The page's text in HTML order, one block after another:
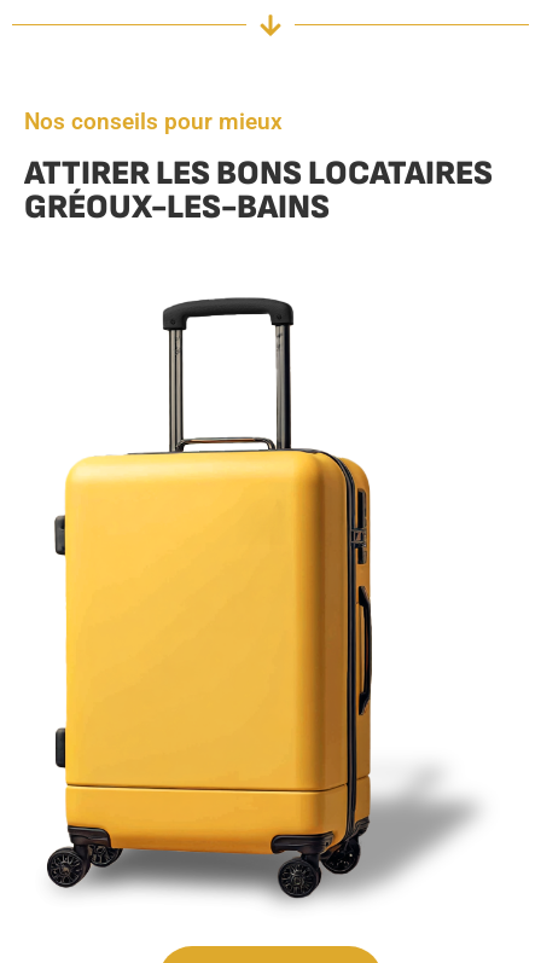
Nos conseils pour mieux
ATTIRER LES BONS LOCATAIRES
GRÉOUX-LES-BAINS